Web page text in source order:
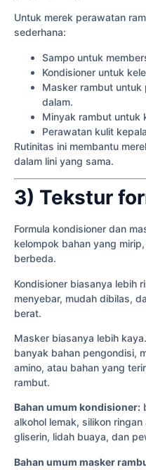
Untuk merek perawatan
sederhana:
Sampo untuk
Kondisioner untuk
Masker rambut untuk
dalam.
Minyak rambut untuk
Perawatan kulit
Rutinitas ini membantu
dalam lini yang sama.
3) Tekstur
Formula kondisioner dan
kelompok bahan yang
berbeda.
Kondisioner biasanya lebih
menyebar, mudah dibilas,
berat.
Masker biasanya lebih
banyak bahan pengondisi,
amino, atau bahan yang
rambut.
Bahan umum kondisioner:
alkohol lemak, silikon
gliserin, lidah buaya, dan
Bahan umum masker